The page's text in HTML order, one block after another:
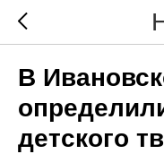
В
детского